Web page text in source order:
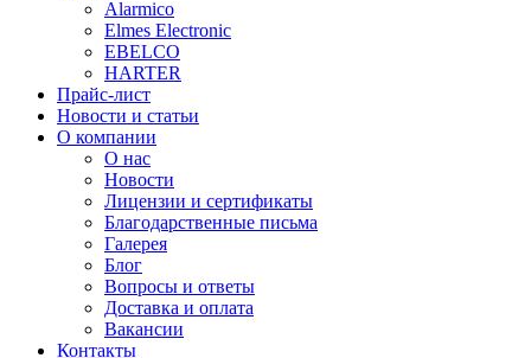
Alarmico
Elmes Electronic
EBELCO
HARTER
Прайс-лист
Новости и статьи
О компании
О нас
Новости
Лицензии и сертификаты
Благодарственные письма
Галерея
Блог
Вопросы и ответы
Доставка и оплата
Вакансии
Контакты